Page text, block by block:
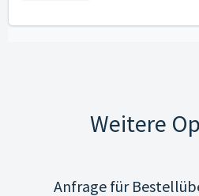
Weitere
Anfrage für